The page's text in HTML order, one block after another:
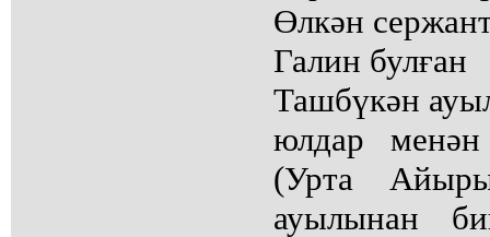
Өлкән
Галин булған
Ташбүкән
юлдар
(Урта
ауылынан